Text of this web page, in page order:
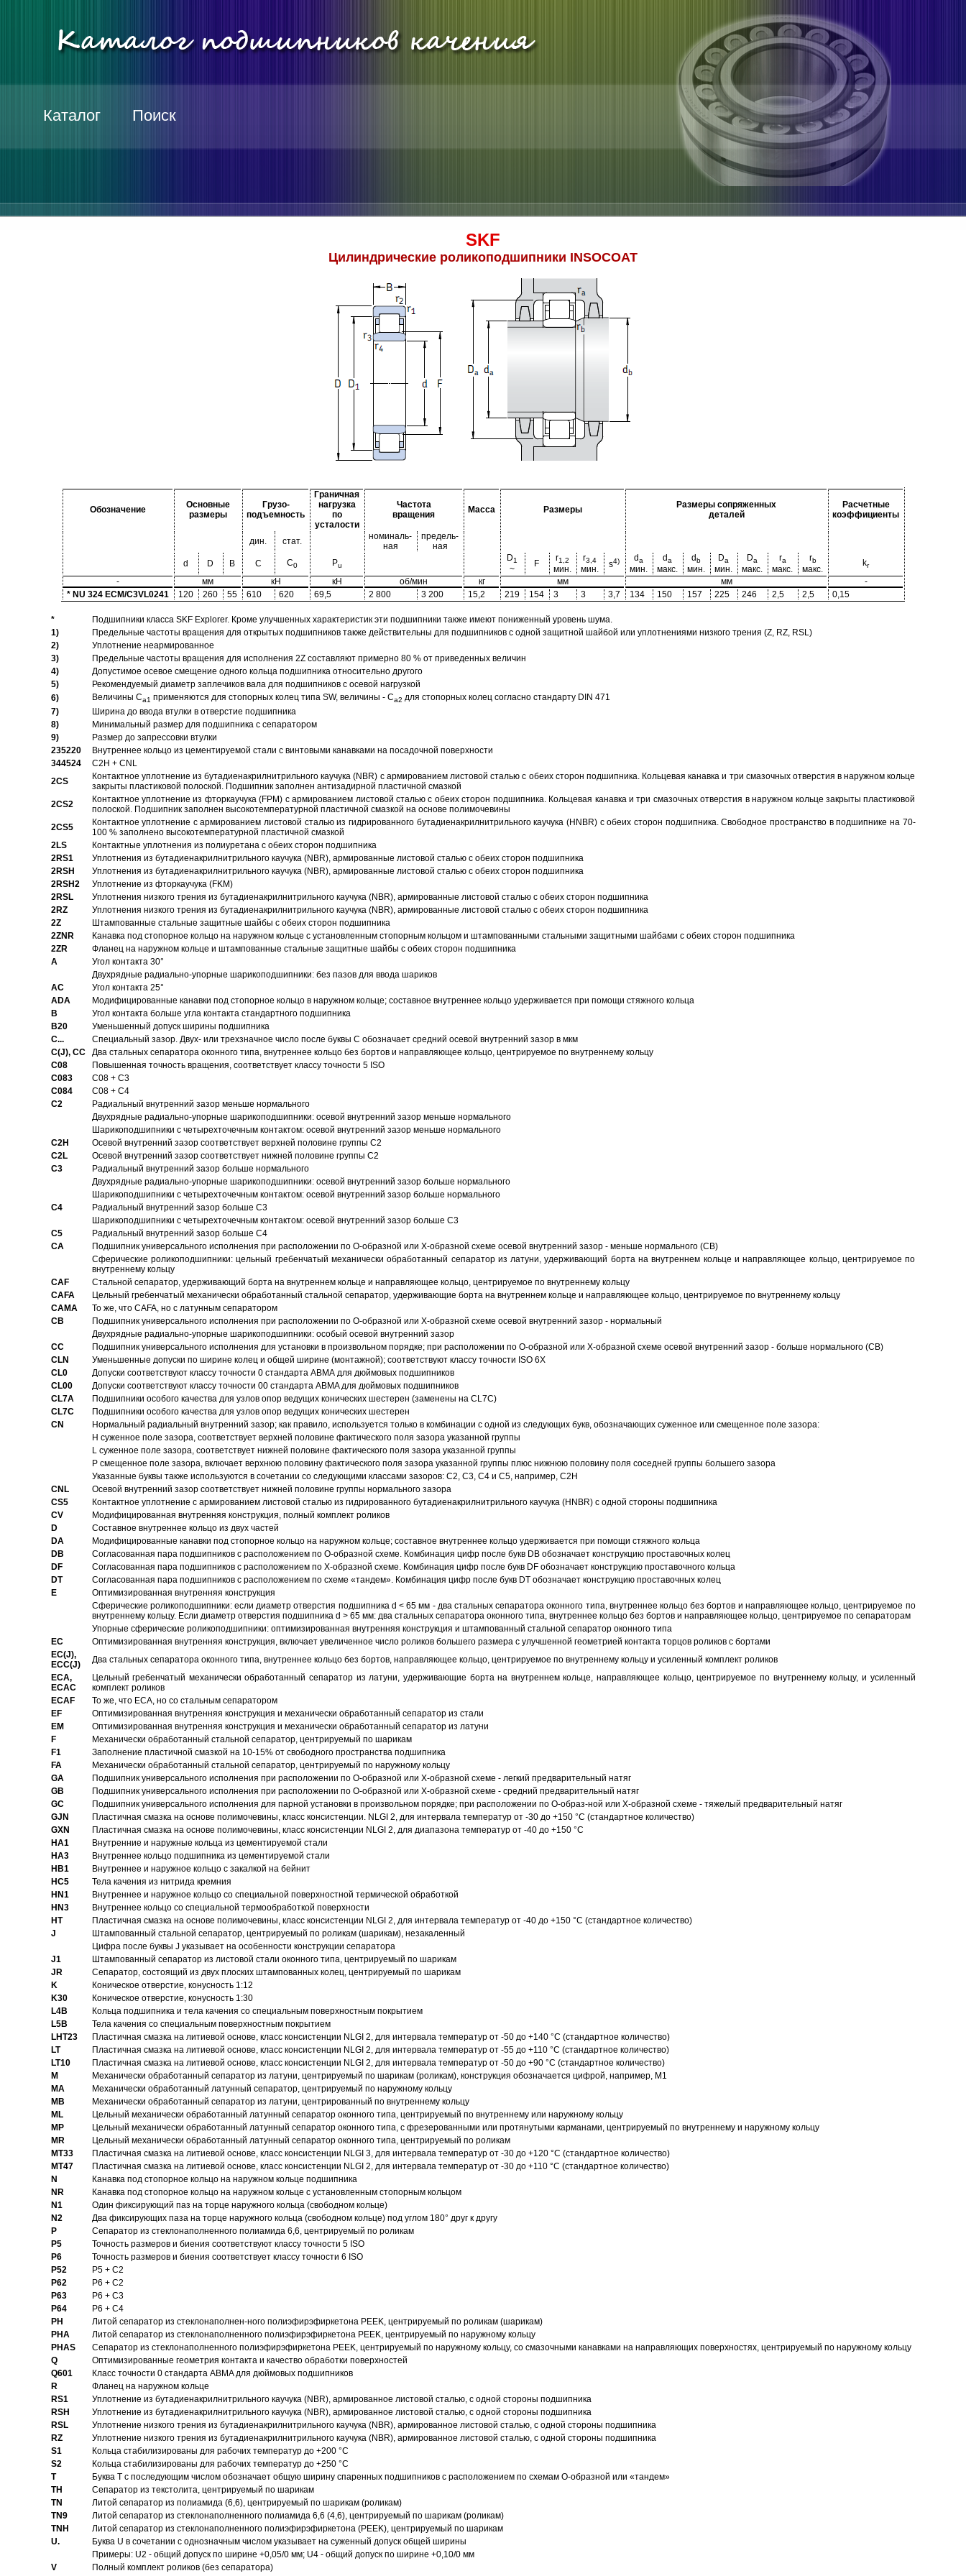
Каталог Поиск
SKF
Цилиндрические роликоподшипники INSOCOAT
Обозначение
Основные
размеры
Грузо-
подъемность
Граничная
нагрузка
по
усталости
Частота
вращения
Масса Размеры
Размеры сопряженных
деталей
Расчетные
коэффициенты
дин. стат.
номиналь-
ная
предель-
ная
d
D B C C0 Pu
D1
~
F
r1,2
мин.
r3,4
мин.
s4) da
мин.
da
макс.
d b
мин.
Da
мин.
Da
макс.
ra
макс.
rb
макс.
kr
- мм кН кН об/мин кг мм мм
-
* NU 324 ECM/C3VL0241
120 260 55 610 620 69,5 2 800 3 200 15,2 219 154 3 3 3,7 134 150 157 225 246 2,5 2,5 0,15
*
Подшипники класса SKF Explorer. Кроме улучшенных характеристик эти подшипники также имеют пониженный уровень шума.
1)
Предельные частоты вращения для открытых подшипников также действительны для подшипников с одной защитной шайбой или уплотнениями низкого трения (Z, RZ, RSL)
2)
Уплотнение неармированное
3)
Предельные частоты вращения для исполнения 2Z составляют примерно 80 % от приведенных величин
4)
Допустимое осевое смещение одного кольца подшипника относительно другого
5)
Рекомендуемый диаметр заплечиков вала для подшипников с осевой нагрузкой
6)
Величины Ca1 применяются для стопорных колец типа SW, величины - Ca2 для стопорных колец согласно стандарту DIN 471
7)
Ширина до ввода втулки в отверстие подшипника
8)
Минимальный размер для подшипника с сепаратором
9)
Размер до запрессовки втулки
235220
Внутреннее кольцо из цементируемой стали с винтовыми канавками на посадочной поверхности
344524
C2H + CNL
2CS
Контактное уплотнение из бутадиенакрилнитрильного каучука (NBR) с армированием листовой сталью с обеих сторон подшипника. Кольцевая канавка и три смазочных отверстия в наружном кольце
закрыты пластиковой полоской. Подшипник заполнен антизадирной пластичной смазкой
2CS2
Контактное уплотнение из фторкаучука (FPM) с армированием листовой сталью с обеих сторон подшипника. Кольцевая канавка и три смазочных отверстия в наружном кольце закрыты пластиковой
полоской. Подшипник заполнен высокотемпературной пластичной смазкой на основе полимочевины
2CS5
Контактное уплотнение с армированием листовой сталью из гидрированного бутадиенакрилнитрильного каучука (HNBR) с обеих сторон подшипника. Свободное пространство в подшипнике на 70-
100 % заполнено высокотемпературной пластичной смазкой
2LS
Контактные уплотнения из полиуретана с обеих сторон подшипника
2RS1
Уплотнения из бутадиенакрилнитрильного каучука (NBR), армированные листовой сталью с обеих сторон подшипника
2RSH
Уплотнения из бутадиенакрилнитрильного каучука (NBR), армированные листовой сталью с обеих сторон подшипника
2RSH2
Уплотнение из фторкаучука (FKM)
2RSL
Уплотнения низкого трения из бутадиенакрилнитрильного каучука (NBR), армированные листовой сталью с обеих сторон подшипника
2RZ
Уплотнения низкого трения из бутадиенакрилнитрильного каучука (NBR), армированные листовой сталью с обеих сторон подшипника
2Z
Штампованные стальные защитные шайбы с обеих сторон подшипника
2ZNR
Канавка под стопорное кольцо на наружном кольце с установленным стопорным кольцом и штампованными стальными защитными шайбами с обеих сторон подшипника
2ZR
Фланец на наружном кольце и штампованные стальные защитные шайбы с обеих сторон подшипника
A
Угол контакта 30°
Двухрядные радиально-упорные шарикоподшипники: без пазов для ввода шариков
AC
Угол контакта 25°
ADA
Модифицированные канавки под стопорное кольцо в наружном кольце; составное внутреннее кольцо удерживается при помощи стяжного кольца
B
Угол контакта больше угла контакта стандартного подшипника
B20
Уменьшенный допуск ширины подшипника
C...
Специальный зазор. Двух- или трехзначное число после буквы С обозначает средний осевой внутренний зазор в мкм
C(J), CC
Два стальных сепаратора оконного типа, внутреннее кольцо без бортов и направляющее кольцо, центрируемое по внутреннему кольцу
C08
Повышенная точность вращения, соответствует классу точности 5 ISO
C083
C08 + C3
C084
C08 + C4
C2
Pадиальный внутренний зазор меньше нормального
Двухрядные радиально-упорные шарикоподшипники: осевой внутренний зазор меньше нормального
Шарикоподшипники с четырехточечным контактом: осевой внутренний зазор меньше нормального
C2H
Осевой внутренний зазор соответствует верхней половине группы C2
C2L
Осевой внутренний зазор соответствует нижней половине группы C2
C3
Pадиальный внутренний зазор больше нормального
Двухрядные радиально-упорные шарикоподшипники: осевой внутренний зазор больше нормального
Шарикоподшипники с четырехточечным контактом: осевой внутренний зазор больше нормального
C4
Pадиальный внутренний зазор больше C3
Шарикоподшипники с четырехточечным контактом: осевой внутренний зазор больше C3
C5
Pадиальный внутренний зазор больше C4
CA
Подшипник универсального исполнения при расположении по О-образной или Х-образной схеме осевой внутренний зазор - меньше нормального (CB)
Сферические роликоподшипники: цельный гребенчатый механически обработанный сепаратор из латуни, удерживающий борта на внутреннем кольце и направляющее кольцо, центрируемое по
внутреннему кольцу
CAF
Стальной сепаратор, удерживающий борта на внутреннем кольце и направляющее кольцо, центрируемое по внутреннему кольцу
CAFA
Цельный гребенчатый механически обработанный стальной сепаратор, удерживающие борта на внутреннем кольце и направляющее кольцо, центрируемое по внутреннему кольцу
CAMA
То же, что CAFA, но с латунным сепаратором
CB
Подшипник универсального исполнения при расположении по О-образной или Х-образной схеме осевой внутренний зазор - нормальный
Двухрядные радиально-упорные шарикоподшипники: особый осевой внутренний зазор
CC
Подшипник универсального исполнения для установки в произвольном порядке; при расположении по О-образной или Х-образной схеме осевой внутренний зазор - больше нормального (CB)
CLN
Уменьшенные допуски по ширине колец и общей ширине (монтажной); соответствуют классу точности ISO 6X
CL0
Допуски соответствуют классу точности 0 стандарта АВМА для дюймовых подшипников
CL00
Допуски соответствуют классу точности 00 стандарта ABMA для дюймовых подшипников
CL7A
Подшипники особого качества для узлов опор ведущих конических шестерен (заменены на CL7C)
CL7C
Подшипники особого качества для узлов опор ведущих конических шестерен
CN
Hормальный радиальный внутренний зазор; как правило, используется только в комбинации с одной из следующих букв, обозначающих суженное или смещенное поле зазора:
H суженное поле зазора, соответствует верхней половине фактического поля зазора указанной группы
L суженное поле зазора, соответствует нижней половине фактического поля зазора указанной группы
P смещенное поле зазора, включает верхнюю половину фактического поля зазора указанной группы плюс нижнюю половину поля соседней группы большего зазора
Указанные буквы также используются в сочетании со следующими классами зазоров: С2, C3, С4 и С5, например, С2Н
CNL
Осевой внутренний зазор соответствует нижней половине группы нормального зазора
CS5
Контактное уплотнение с армированием листовой сталью из гидрированного бутадиенакрилнитрильного каучука (HNBR) с одной стороны подшипника
CV
Модифицированная внутренняя конструкция, полный комплект роликов
D
Составное внутреннее кольцо из двух частей
DA
Модифицированные канавки под стопорное кольцо на наружном кольце; составное внутреннее кольцо удерживается при помощи стяжного кольца
DB
Согласованная пара подшипников с расположением по О-образной схеме. Комбинация цифр после букв DB обозначает конструкцию проставочных колец
DF
Согласованная пара подшипников с расположением по Х-образной схеме. Комбинация цифр после букв DF обозначает конструкцию проставочного кольца
DT
Согласованная пара подшипников с расположением по схеме «тандем». Комбинация цифр после букв DT обозначает конструкцию проставочных колец
E
Оптимизированная внутренняя конструкция
Сферические роликоподшипники: если диаметр отверстия подшипника d < 65 мм - два стальных сепаратора оконного типа, внутреннее кольцо без бортов и направляющее кольцо, центрируемое по
внутреннему кольцу. Если диаметр отверстия подшипника d > 65 мм: два стальных сепаратора оконного типа, внутреннее кольцо без бортов и направляющее кольцо, центрируемое по сепараторам
Упорные сферические роликоподшипники: оптимизированная внутренняя конструкция и штампованный стальной сепаратор оконного типа
EC
Oптимизированная внутренняя конструкция, включает увеличенное число роликов большего размера с улучшенной геометрией контакта торцов роликов с бортами
EC(J),
ECC(J)
Два стальных сепаратора оконного типа, внутреннее кольцо без бортов, направляющее кольцо, центрируемое по внутреннему кольцу и усиленный комплект роликов
ECA,
ECAC
Цельный гребенчатый механически обработанный сепаратор из латуни, удерживающие борта на внутреннем кольце, направляющее кольцо, центрируемое по внутреннему кольцу, и усиленный
комплект роликов
ECAF
То же, что ECA, но со стальным сепаратором
EF
Оптимизированная внутренняя конструкция и механически обработанный сепаратор из стали
EM
Оптимизированная внутренняя конструкция и механически обработанный сепаратор из латуни
F
Механически обработанный стальной сепаратор, центрируемый по шарикам
F1
Заполнение пластичной смазкой на 10-15% от свободного пространства подшипника
FA
Механически обработанный стальной сепаратор, центрируемый по наружному кольцу
GA
Подшипник универсального исполнения при расположении по О-образной или Х-образной схеме - легкий предварительный натяг
GB
Подшипник универсального исполнения при расположении по О-образной или Х-образной схеме - средний предварительный натяг
GC
Подшипник универсального исполнения для парной установки в произвольном порядке; при расположении по О-образ-ной или Х-образной схеме - тяжелый предварительный натяг
GJN
Пластичная смазка на основе полимочевины, класс консистенции. NLGI 2, для интервала температур от -30 до +150 °C (стандартное количество)
GXN
Пластичная смазка на основе полимочевины, класс консистенции NLGI 2, для диапазона температур от -40 до +150 °C
HA1
Внутренние и наружные кольца из цементируемой стали
HA3
Bнутреннее кольцо подшипника из цементируемой стали
HB1
Bнутреннее и наружное кольцо с закалкой на бейнит
HC5
Тела качения из нитрида кремния
HN1
Bнутреннее и наружное кольцо со специальной поверхностной термической обработкой
HN3
Внутреннее кольцо со специальной термообработкой поверхности
HT
Пластичная смазка на основе полимочевины, класс консистенции NLGI 2, для интервала температур от -40 до +150 °C (стандартное количество)
J
Штампованный стальной сепаратор, центрируемый по роликам (шарикам), незакаленный
Цифра после буквы J указывает на особенности конструкции сепаратора
J1
Штампованный сепаратор из листовой стали оконного типа, центрируемый по шарикам
JR
Сепаратор, состоящий из двух плоских штампованных колец, центрируемый по шарикам
K
Коническое отверстие, конусность 1:12
K30
Коническое отверстие, конусность 1:30
L4B
Кольца подшипника и тела качения со специальным поверхностным покрытием
L5B
Тела качения со специальным поверхностным покрытием
LHT23
Пластичная смазка на литиевой основе, класс консистенции NLGI 2, для интервала температур от -50 до +140 °C (стандартное количество)
LT
Пластичная смазка на литиевой основе, класс консистенции NLGI 2, для интервала температур от -55 до +110 °C (стандартное количество)
LT10
Пластичная смазка на литиевой основе, класс консистенции NLGI 2, для интервала температур от -50 до +90 °C (стандартное количество)
M
Механически обработанный сепаратор из латуни, центрируемый по шарикам (роликам), конструкция обозначается цифрой, например, M1
MA
Механически обработанный латунный сепаратор, центрируемый по наружному кольцу
MB
Механически обработанный сепаратор из латуни, центрированный по внутреннему кольцу
ML
Цельный механически обработанный латунный сепаратор оконного типа, центрируемый по внутреннему или наружному кольцу
MP
Цельный механически обработанный латунный сепаратор оконного типа, с фрезерованными или протянутыми карманами, центрируемый по внутреннему и наружному кольцу
MR
Цельный механически обработанный латунный сепаратор оконного типа, центрируемый по роликам
MT33
Пластичная смазка на литиевой основе, класс консистенции NLGI 3, для интервала температур от -30 до +120 °C (стандартное количество)
MT47
Пластичная смазка на литиевой основе, класс консистенции NLGI 2, для интервала температур от -30 до +110 °C (стандартное количество)
N
Канавка под стопорное кольцо на наружном кольце подшипника
NR
Канавка под стопорное кольцо на наружном кольце с установленным стопорным кольцом
N1
Один фиксирующий паз на торце наружного кольца (свободном кольце)
N2
Два фиксирующих паза на торце наружного кольца (свободном кольце) под углом 180° друг к другу
P
Cепаратор из стеклонаполненного полиамида 6,6, центрируемый по роликам
P5
Точность размеров и биения соответствуют классу точности 5 ISO
P6
Точность размеров и биения соответствует классу точности 6 ISO
P52
P5 + C2
P62
P6 + C2
P63
P6 + C3
P64
P6 + C4
PH
Литой сепаратор из стеклонаполнен-ного полиэфирэфиркетона PEEK, центрируемый по роликам (шарикам)
PHA
Литой сепаратор из стеклонаполненного полиэфирэфиркетона PEEK, центрируемый по наружному кольцу
PHAS
Сепаратор из стеклонаполненного полиэфирэфиркетона PEEK, центрируемый по наружному кольцу, со смазочными канавками на направляющих поверхностях, центрируемый по наружному кольцу
Q
Оптимизированные геометрия контакта и качество обработки поверхностей
Q601
Класс точности 0 стандарта ABMA для дюймовых подшипников
R
Фланец на наружном кольце
RS1
Уплотнение из бутадиенакрилнитрильного каучука (NBR), армированное листовой сталью, с одной стороны подшипника
RSH
Уплотнение из бутадиенакрилнитрильного каучука (NBR), армированное листовой сталью, с одной стороны подшипника
RSL
Уплотнение низкого трения из бутадиенакрилнитрильного каучука (NBR), армированное листовой сталью, с одной стороны подшипника
RZ
Уплотнение низкого трения из бутадиенакрилнитрильного каучука (NBR), армированное листовой сталью, с одной стороны подшипника
S1
Кольца стабилизированы для рабочих температур до +200 °C
S2
Кольца стабилизированы для рабочих температур до +250 °C
T
Буква T с последующим числом обозначает общую ширину спаренных подшипников с расположением по схемам О-образной или «тандем»
TH
Сепаратор из текстолита, центрируемый по шарикам
TN
Литой сепаратор из полиамида (6,6), центрируемый по шарикам (роликам)
TN9
Литой сепаратор из стеклонаполненного полиамида 6,6 (4,6), центрируемый по шарикам (роликам)
TNH
Литой сепаратор из стеклонаполненного полиэфирэфиркетона (PEEK), центрируемый по шарикам
U.
Буква U в сочетании с однозначным числом указывает на суженный допуск общей ширины
Примеры: U2 - общий допуск по ширине +0,05/0 мм; U4 - общий допуск по ширине +0,10/0 мм
V
Полный комплект роликов (без сепаратора)